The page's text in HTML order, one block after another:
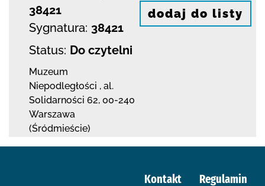
38421
Sygnatura: 38421
Status: Do czytelni
Muzeum
Niepodległości , al.
Solidarności 62, 00-240
Warszawa
(Śródmieście)
dodaj do listy
Kontakt
Regulamin